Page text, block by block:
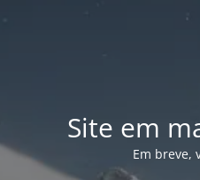
Site em
Em breve,